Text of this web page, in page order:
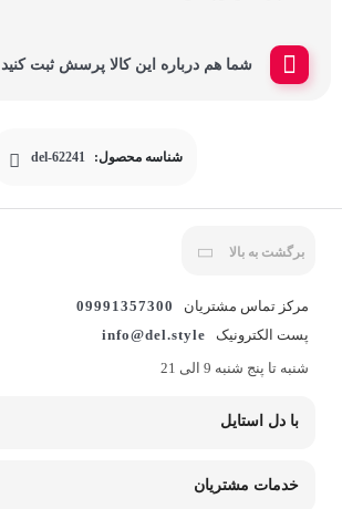
شما هم درباره این کالا پرسش ثبت کنید
شناسه محصول: del-62241
برگشت به بالا
مرکز تماس مشتریان
09991357300
پست الکترونیک
info@del.style
شنبه تا پنج شنبه 9 الی 21
با دل استایل
خدمات مشتریان